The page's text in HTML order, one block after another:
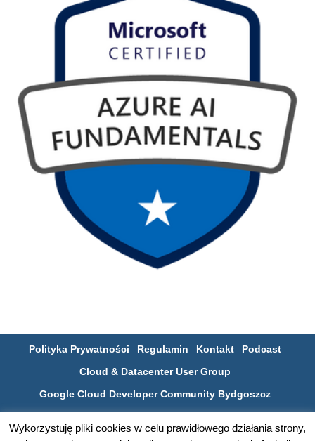
Polityka Prywatności Regulamin Kontakt
Podcast
Cloud & Datacenter User Group
Google Cloud Developer Community Bydgoszcz
Wykorzystuję pliki cookies w celu prawidłowego działania strony,